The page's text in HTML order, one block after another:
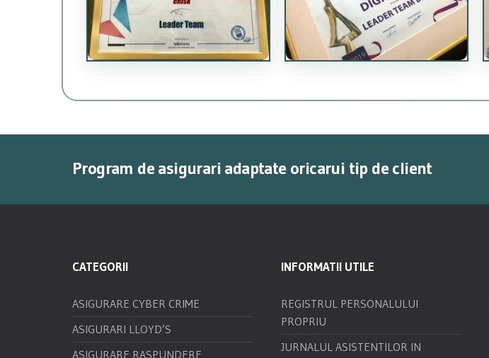
Program de asigurari adaptate oricarui tip de client
CATEGORII
ASIGURARE CYBER CRIME
ASIGURARI LLOYD’S
ASIGURARE RASPUNDERE
INFORMATII UTILE
REGISTRUL PERSONALULUI
PROPRIU
JURNALUL ASISTENTILOR IN